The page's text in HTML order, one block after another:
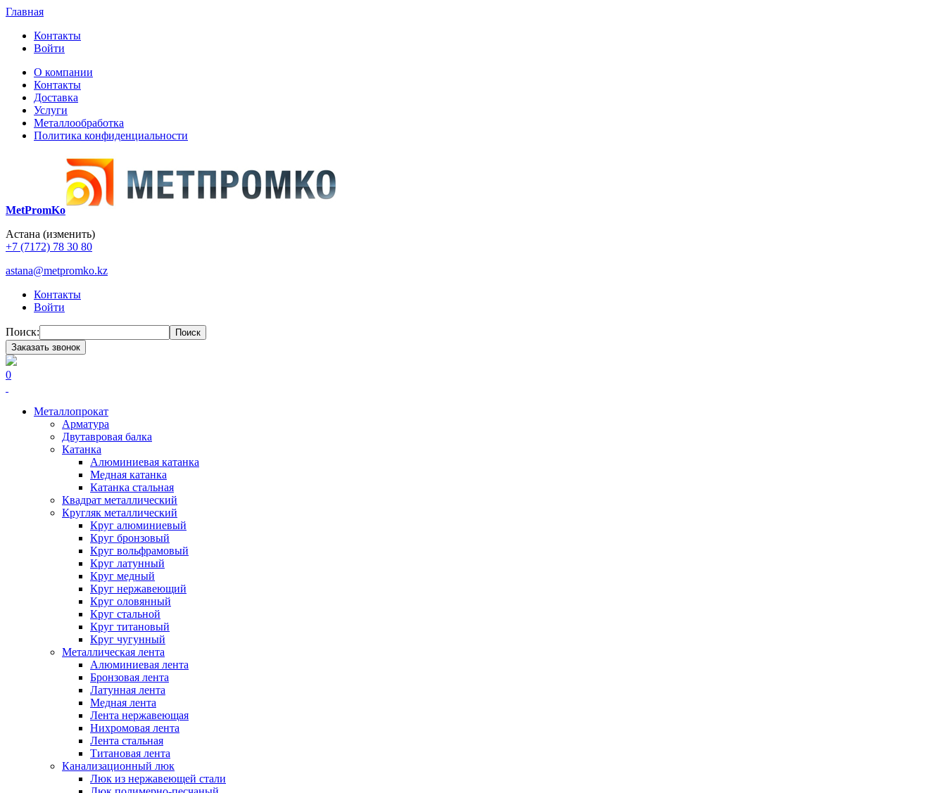
Главная
Контакты
Войти
О компании
Контакты
Доставка
Услуги
Металлообработка
Политика конфиденциальности
MetPromKo
Астана (изменить)
+7 (7172) 78 30 80
astana@metpromko.kz
Контакты
Войти
Поиск:
Поиск
Заказать звонок
0
Металлопрокат
Арматура
Двутавровая балка
Катанка
Алюминиевая катанка
Медная катанка
Катанка стальная
Квадрат металлический
Кругляк металлический
Круг алюминиевый
Круг бронзовый
Круг вольфрамовый
Круг латунный
Круг медный
Круг нержавеющий
Круг оловянный
Круг стальной
Круг титановый
Круг чугунный
Металлическая лента
Алюминиевая лента
Бронзовая лента
Латунная лента
Медная лента
Лента нержавеющая
Нихромовая лента
Лента стальная
Титановая лента
Канализационный люк
Люк из нержавеющей стали